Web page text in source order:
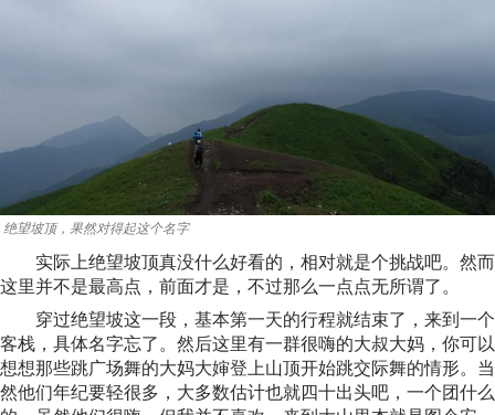
绝望坡顶，果然对得起这个名字
实际上绝望坡顶真没什么好看的，相对就是个挑战吧。然而
这里并不是最高点，前面才是，不过那么一点点无所谓了。
穿过绝望坡这一段，基本第一天的行程就结束了，来到一个
客栈，具体名字忘了。然后这里有一群很嗨的大叔大妈，你可以
想想那些跳广场舞的大妈大婶登上山顶开始跳交际舞的情形。当
然他们年纪要轻很多，大多数估计也就四十出头吧，一个团什么